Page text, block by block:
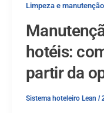
Limpeza e manutenção
hotéis:
partir da
Sistema hoteleiro Lean /